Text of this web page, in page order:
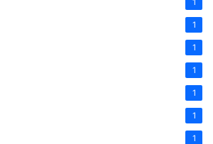
1
1
1
1
1
1
1